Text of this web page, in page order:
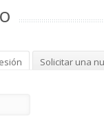
(solapa activa)
Solicitar una